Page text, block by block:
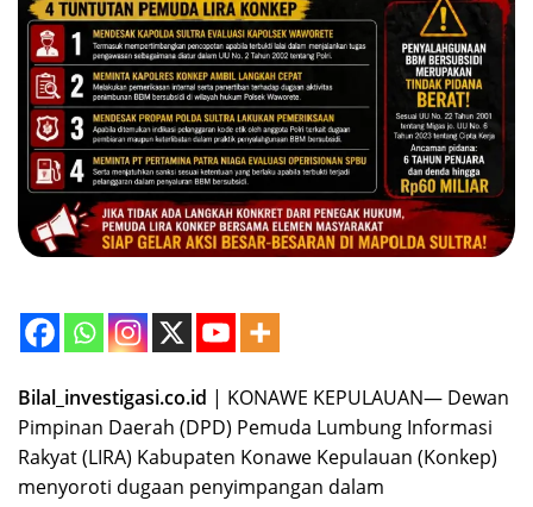
Bilal_investigasi.co.id | KONAWE KEPULAUAN— Dewan
Pimpinan Daerah (DPD) Pemuda Lumbung Informasi
Rakyat (LIRA) Kabupaten Konawe Kepulauan (Konkep)
menyoroti dugaan penyimpangan dalam